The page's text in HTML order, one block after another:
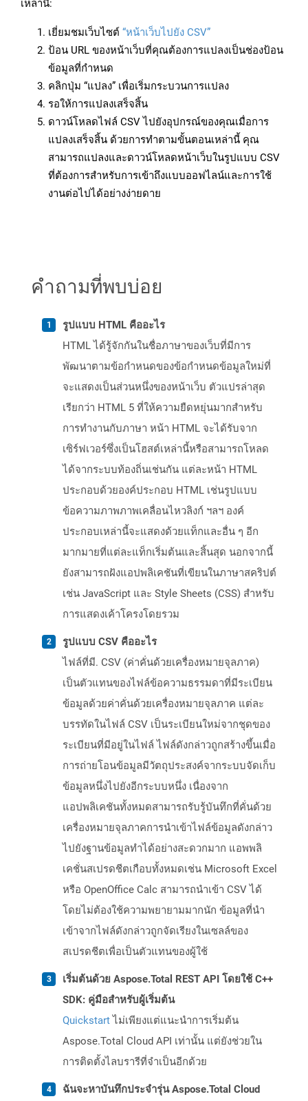
เหล่านี้:
เยี่ยมชมเว็บไซต์ “หน้าเว็บไปยัง CSV”
ป้อน URL ของหน้าเว็บที่คุณต้องการแปลงเป็นช่องป้อน
ข้อมูลที่กำหนด
คลิกปุ่ม “แปลง” เพื่อเริ่มกระบวนการแปลง
รอให้การแปลงเสร็จสิ้น
ดาวน์โหลดไฟล์ CSV ไปยังอุปกรณ์ของคุณเมื่อการ
แปลงเสร็จสิ้น ด้วยการทำตามขั้นตอนเหล่านี้ คุณ
สามารถแปลงและดาวน์โหลดหน้าเว็บในรูปแบบ CSV
ที่ต้องการสำหรับการเข้าถึงแบบออฟไลน์และการใช้
งานต่อไปได้อย่างง่ายดาย
คำถามที่พบบ่อย
รูปแบบ HTML คืออะไร
HTML ได้รู้จักกันในชื่อภาษาของเว็บที่มีการ
พัฒนาตามข้อกำหนดของข้อกำหนดข้อมูลใหม่ที่
จะแสดงเป็นส่วนหนึ่งของหน้าเว็บ ตัวแปรล่าสุด
เรียกว่า HTML 5 ที่ให้ความยืดหยุ่นมากสำหรับ
การทำงานกับภาษา หน้า HTML จะได้รับจาก
เซิร์ฟเวอร์ซึ่งเป็นโฮสต์เหล่านี้หรือสามารถโหลด
ได้จากระบบท้องถิ่นเช่นกัน แต่ละหน้า HTML
ประกอบด้วยองค์ประกอบ HTML เช่นรูปแบบ
ข้อความภาพภาพเคลื่อนไหวลิงก์ ฯลฯ องค์
ประกอบเหล่านี้จะแสดงด้วยแท็กและอื่น ๆ อีก
มากมายที่แต่ละแท็กเริ่มต้นและสิ้นสุด นอกจากนี้
ยังสามารถฝังแอปพลิเคชันที่เขียนในภาษาสคริปต์
เช่น JavaScript และ Style Sheets (CSS) สำหรับ
การแสดงเค้าโครงโดยรวม
รูปแบบ CSV คืออะไร
ไฟล์ที่มี. CSV (ค่าคั่นด้วยเครื่องหมายจุลภาค)
เป็นตัวแทนของไฟล์ข้อความธรรมดาที่มีระเบียน
ข้อมูลด้วยค่าคั่นด้วยเครื่องหมายจุลภาค แต่ละ
บรรทัดในไฟล์ CSV เป็นระเบียนใหม่จากชุดของ
ระเบียนที่มีอยู่ในไฟล์ ไฟล์ดังกล่าวถูกสร้างขึ้นเมื่อ
การถ่ายโอนข้อมูลมีวัตถุประสงค์จากระบบจัดเก็บ
ข้อมูลหนึ่งไปยังอีกระบบหนึ่ง เนื่องจาก
แอปพลิเคชันทั้งหมดสามารถรับรู้บันทึกที่คั่นด้วย
เครื่องหมายจุลภาคการนำเข้าไฟล์ข้อมูลดังกล่าว
ไปยังฐานข้อมูลทำได้อย่างสะดวกมาก แอพพลิ
เคชั่นสเปรดชีตเกือบทั้งหมดเช่น Microsoft Excel
หรือ OpenOffice Calc สามารถนำเข้า CSV ได้
โดยไม่ต้องใช้ความพยายามมากนัก ข้อมูลที่นำ
เข้าจากไฟล์ดังกล่าวถูกจัดเรียงในเซลล์ของ
สเปรดชีตเพื่อเป็นตัวแทนของผู้ใช้
เริ่มต้นด้วย Aspose.Total REST API โดยใช้ C++
SDK: คู่มือสำหรับผู้เริ่มต้น
Quickstartไม่เพียงแต่แนะนำการเริ่มต้น
Aspose.Total Cloud API เท่านั้น แต่ยังช่วยใน
การติดตั้งไลบรารีที่จำเป็นอีกด้วย
ฉันจะหาบันทึกประจำรุ่น Aspose.Total Cloud